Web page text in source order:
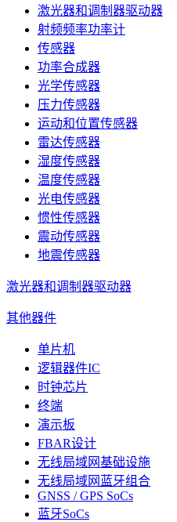
激光器和调制器驱动器
射频频率功率计
传感器
功率合成器
光学传感器
压力传感器
运动和位置传感器
雷达传感器
湿度传感器
温度传感器
光电传感器
惯性传感器
震动传感器
地震传感器
激光器和调制器驱动器
其他器件
单片机
逻辑器件IC
时钟芯片
终端
演示板
FBAR设计
无线局域网基础设施
无线局域网蓝牙组合
GNSS / GPS SoCs
蓝牙SoCs